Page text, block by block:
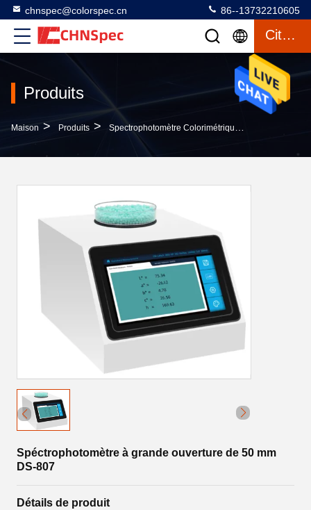
chnspec@colorspec.cn 86--13732210605
Citation
Produits
Maison > Produits > Spectrophotomètre Colorimétrique
Spéctrophotomètre à grande ouverture de 50 mm
DS-807
Détails de produit